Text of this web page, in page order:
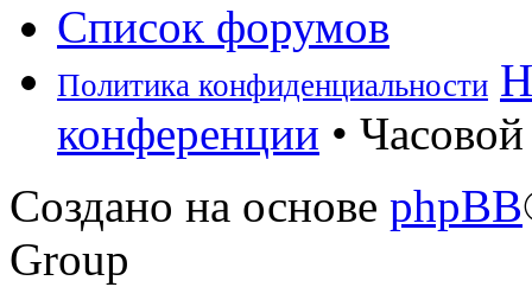
Список форумов
Политика конфиденциальности
конференции •
Создано на основе phpBB
Group